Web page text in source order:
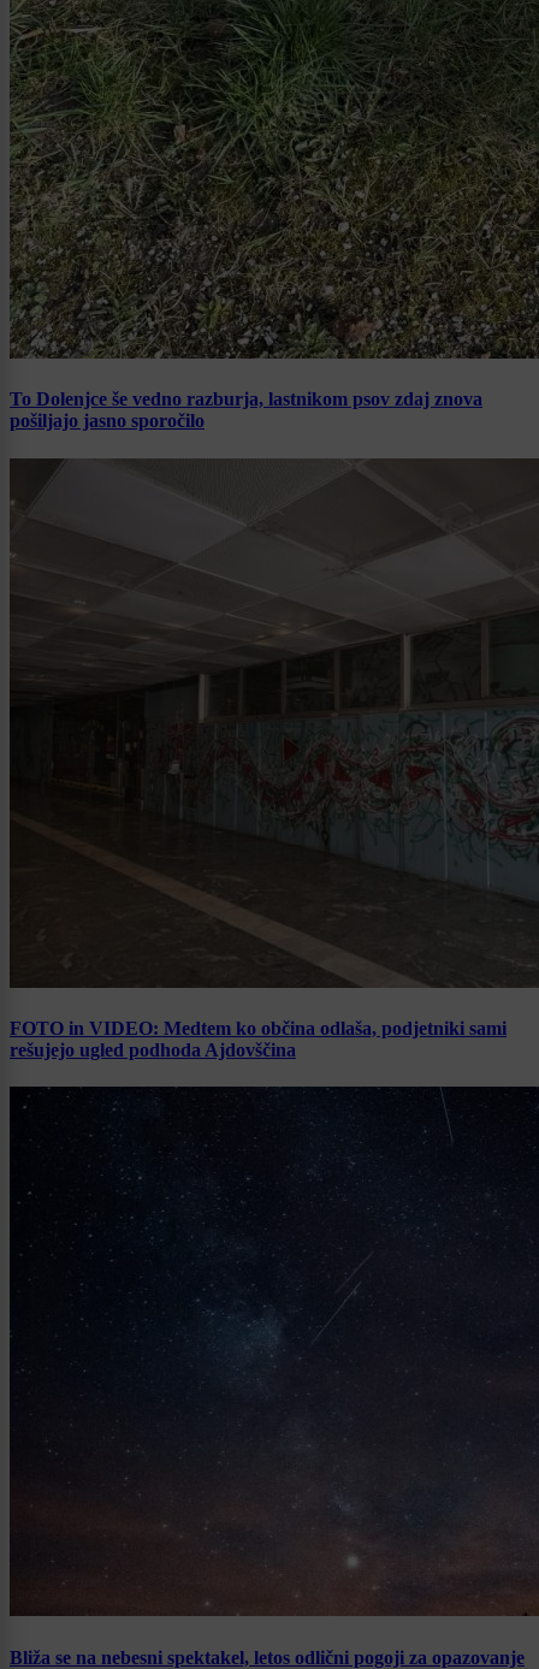
To Dolenjce še vedno razburja, lastnikom psov zdaj znova
pošiljajo jasno sporočilo
FOTO in VIDEO: Medtem ko občina odlaša, podjetniki sami
rešujejo ugled podhoda Ajdovščina
Bliža se na nebesni spektakel, letos odlični pogoji za opazovanje